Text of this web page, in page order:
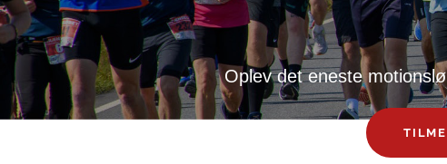
Oplev det eneste